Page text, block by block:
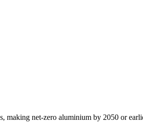
net-zero aluminium by 2050 or